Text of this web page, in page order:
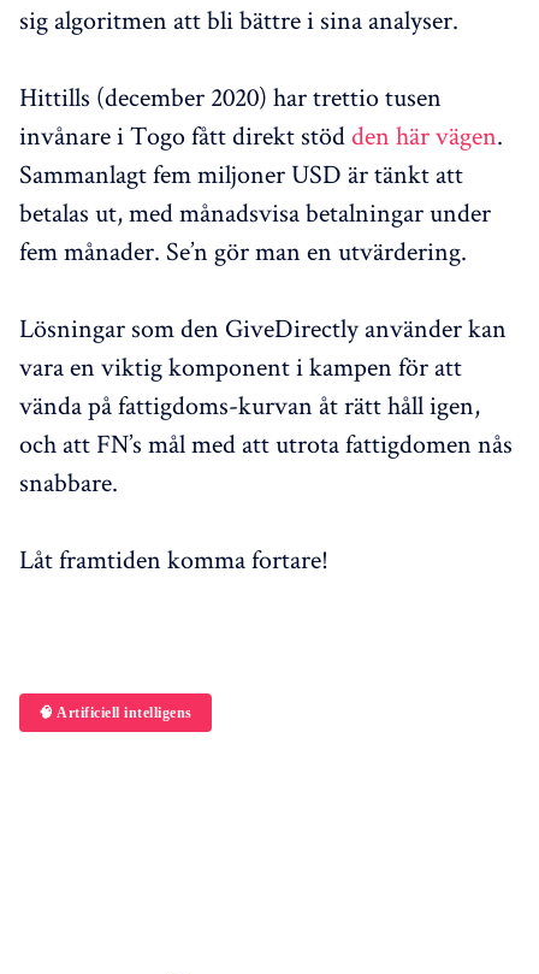
sig algoritmen att bli bättre i sina analyser.
Hittills (december 2020) har trettio tusen
invånare i Togo fått direkt stödden här vägen.
Sammanlagt fem miljoner USD är tänkt att
betalas ut, med månadsvisa betalningar under
fem månader. Se’n gör man en utvärdering.
Lösningar som den GiveDirectly använder kan
vara en viktig komponent i kampen för att
vända på fattigdoms-kurvan åt rätt håll igen,
och att FN’s mål med att utrota fattigdomen nås
snabbare.
Låt framtiden komma fortare!
🧠 Artificiell intelligens